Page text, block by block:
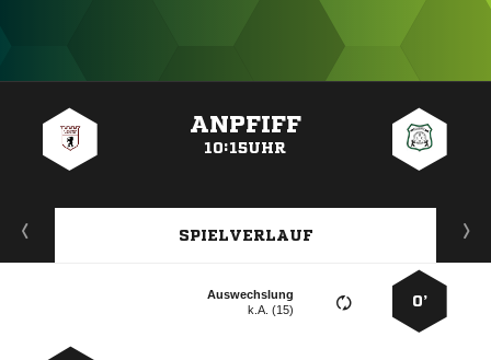
ANPFIFF
10:15UHR
SPIELVERLAUF
0’
Auswechslung
k.A. (15)